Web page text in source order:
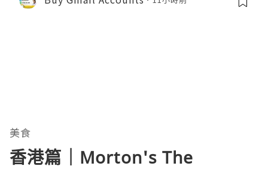
美食
香港篇｜Morton's The